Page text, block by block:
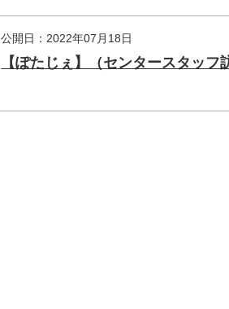
公開日：2022年07月18日
【ぽたじぇ】（センタースタッフ